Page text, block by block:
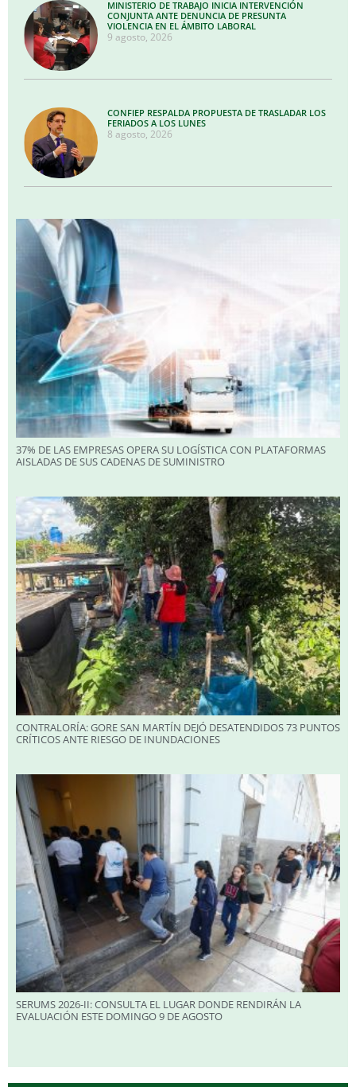
MINISTERIO DE TRABAJO INICIA INTERVENCIÓN
CONJUNTA ANTE DENUNCIA DE PRESUNTA
VIOLENCIA EN EL ÁMBITO LABORAL
9 agosto, 2026
CONFIEP RESPALDA PROPUESTA DE TRASLADAR LOS
FERIADOS A LOS LUNES
8 agosto, 2026
37% DE LAS EMPRESAS OPERA SU LOGÍSTICA CON PLATAFORMAS
AISLADAS DE SUS CADENAS DE SUMINISTRO
CONTRALORÍA: GORE SAN MARTÍN DEJÓ DESATENDIDOS 73 PUNTOS
CRÍTICOS ANTE RIESGO DE INUNDACIONES
SERUMS 2026-II: CONSULTA EL LUGAR DONDE RENDIRÁN LA
EVALUACIÓN ESTE DOMINGO 9 DE AGOSTO